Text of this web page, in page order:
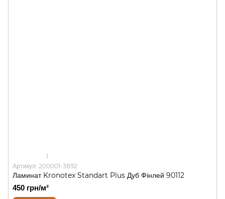
1
Артикул: 200001-3892
Ламинат Kronotex Standart Plus Дуб Фінлей 90112
450 грн/м²